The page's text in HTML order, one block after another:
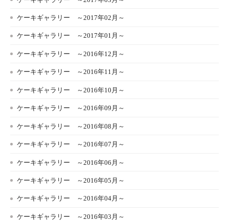
ケーキギャラリー ～2017年02月～
ケーキギャラリー ～2017年01月～
ケーキギャラリー ～2016年12月～
ケーキギャラリー ～2016年11月～
ケーキギャラリー ～2016年10月～
ケーキギャラリー ～2016年09月～
ケーキギャラリー ～2016年08月～
ケーキギャラリー ～2016年07月～
ケーキギャラリー ～2016年06月～
ケーキギャラリー ～2016年05月～
ケーキギャラリー ～2016年04月～
ケーキギャラリー ～2016年03月～